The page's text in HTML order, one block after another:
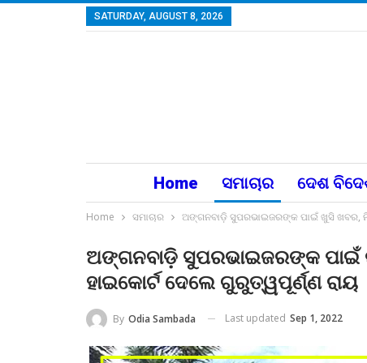
SATURDAY, AUGUST 8, 2026
Home ସମାଚାର ଦେଶ
Home ସମାଚାର ଅଙ୍ଗନବାଡ଼ି ସୁପରଭାଇଜରଙ୍କ ପାଇଁ ଖୁସି ଖବର,
ଅଙ୍ଗନବାଡ଼ି ସୁପରଭାଇଜରଙ୍କ ପାଇଁ
ହାଇକୋର୍ଟ ଦେଲେ ଗୁରୁତ୍ୱପୂର୍ଣ୍ଣ ରାୟ
By Odia Sambada Last updated Sep 1, 2022